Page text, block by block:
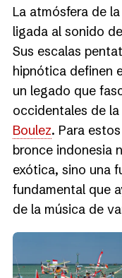
La atmósfera de
ligada al sonido
Sus escalas
hipnótica definen
un legado que
occidentales de
Boulez. Para
bronce indonesia
exótica, sino una
fundamental que
de la música de